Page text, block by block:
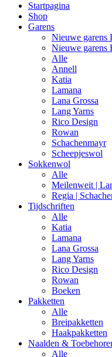
Startpagina
Shop
Garens
Nieuwe garens
Nieuwe garens
Alle
Annell
Katia
Lamana
Lana Grossa
Lang Yarns
Rico Design
Rowan
Schachenmayr
Scheepjeswol
Sokkenwol
Alle
Meilenweit |
Regia |
Tijdschriften
Alle
Katia
Lamana
Lana Grossa
Lang Yarns
Rico Design
Rowan
Boeken
Pakketten
Alle
Breipakketten
Haakpakketten
Naalden &
Alle